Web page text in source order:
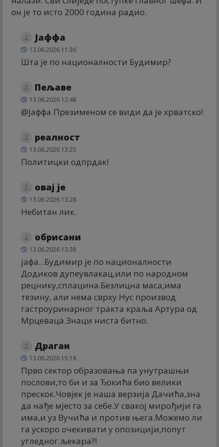
он је то исто 2000 година радио.
Јаффа
13.06.2026 11:36
Шта је по националности Будимир?
Пељаве
13.06.2026 12:48
@Јаффа Презименом се види да је хрватско!
реалност
13.06.2026 13:25
Политицки одпрдак!
овај је
13.06.2026 13:28
Небитан лик.
обрисани
13.06.2026 13:38
јафа...Будимир је по националности
Додиков дупеувлакац,или по народном
рецнику,сплацина.Безлицна маса,има
тезину, али нема сврху.Нус производ
гастроуринарног тракта краља Артура од
Мрцеваца.Знаци ниста битно.
Драган
13.06.2026 15:18
Прво сектор образовања па унутрашњи
послови,то би и за Ђокића био велики
прескок.Човјек је наша верзија Дачића,зна
да нађе мјесто за себе.У свакој мирођији га
има,и уз Вучића и против њега.Можемо ли
га ускоро очекивати у опозицији,попут
угледног љекара?!